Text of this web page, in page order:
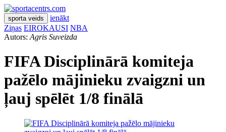
sporta veids
ienākt
Ziņas EIROKAUSI NBA
Autors: Agris Suveizda
FIFA Disciplinārā komiteja
pažēlo mājinieku zvaigzni un
ļauj spēlēt 1/8 finālā